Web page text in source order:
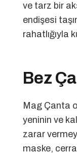
ve tarz bir
endişesi
rahatlığıyla
Bez
Mag Çanta
yeninin ve
zarar
maske,